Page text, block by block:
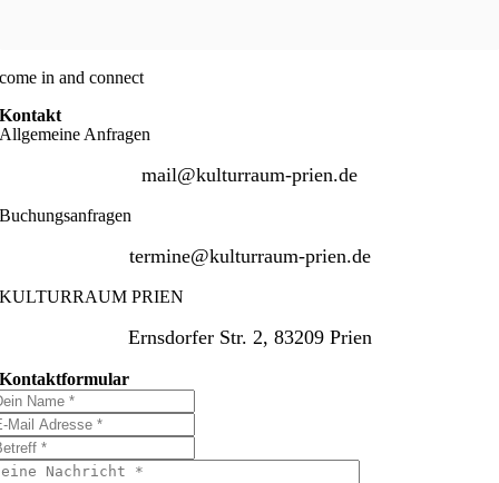
come in and connect
Kontakt
Allgemeine Anfragen
mail@kulturraum-prien.de
Buchungsanfragen
termine@kulturraum-prien.de
KULTURRAUM PRIEN
Ernsdorfer Str. 2, 83209 Prien
Kontaktformular